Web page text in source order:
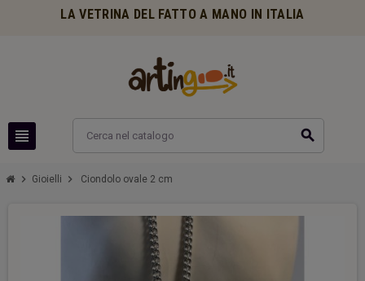
LA VETRINA DEL FATTO A MANO IN ITALIA
view_headline search
chevron_right Gioielli chevron_right Ciondolo ovale 2 cm